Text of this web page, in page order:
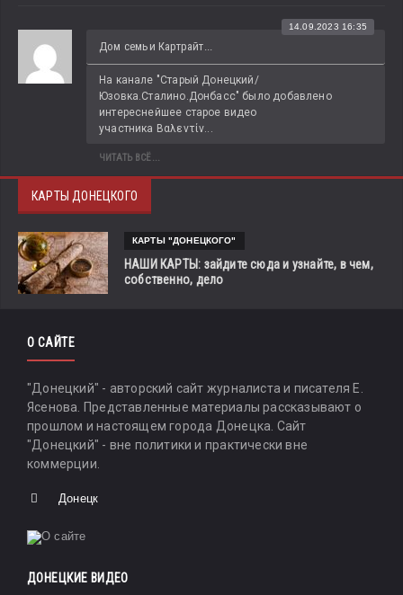
Дом семьи Картрайт...
14.09.2023 16:35
На канале "Старый Донецкий/
Юзовка.Сталино.Донбасс" было добавлено
интереснейшее старое видео
участника Βαλεντίν...
ЧИТАТЬ ВСЁ...
КАРТЫ ДОНЕЦКОГО
КАРТЫ "ДОНЕЦКОГО"
НАШИ КАРТЫ: зайдите сюда и узнайте, в чем,
собственно, дело
О САЙТЕ
"Донецкий" - авторский сайт журналиста и писателя Е.
Ясенова. Представленные материалы рассказывают о
прошлом и настоящем города Донецка. Сайт
"Донецкий" - вне политики и практически вне
коммерции.
Донецк
ДОНЕЦКИЕ ВИДЕО